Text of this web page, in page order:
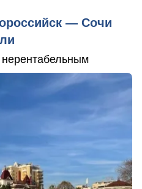
— Сочи